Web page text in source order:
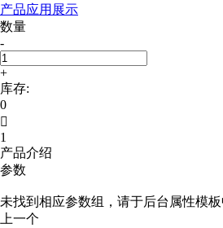
产品应用展示
数量
-
+
库存:
0

1
产品介绍
参数
未找到相应参数组，请于后台属性模
上一个